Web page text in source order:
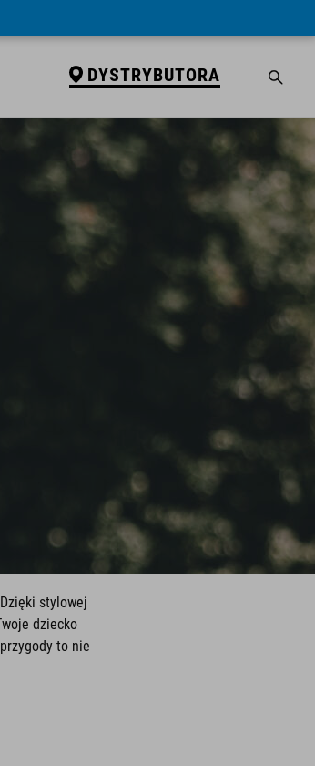
DYSTRYBUTORA
stylowej
dziecko
to nie